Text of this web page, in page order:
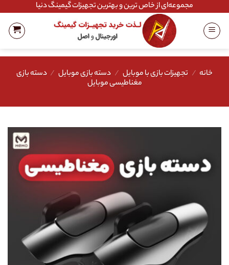
content
مجموعه‌ای از خاص ترین و بهترین تجهیزات گیمینگ دنیا
خانه / تجهیزات بازی با موبایل / دسته بازی موبایل / دسته بازی
مغناطیسی موبایل